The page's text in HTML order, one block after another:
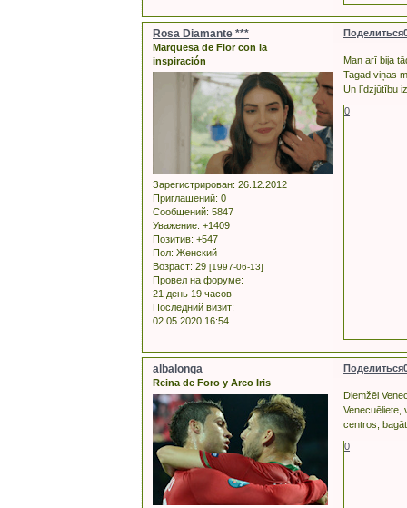
Поделиться
Rosa Diamante ***
Marquesa de Flor con la
inspiración
Зарегистрирован: 26.12.2012
Приглашений: 0
Сообщений: 5847
Уважение: +1409
Позитив: +547
Пол: Женский
Возраст: 29 [1997-06-13]
Провел на форуме:
21 день 19 часов
Последний визит:
02.05.2020 16:54
Man arī bija
Tagad viņas
Un līdzjūtību
0
Поделиться
albalonga
Reina de Foro y Arco Iris
Diemžēl
Venecuēliete,
centros,
0